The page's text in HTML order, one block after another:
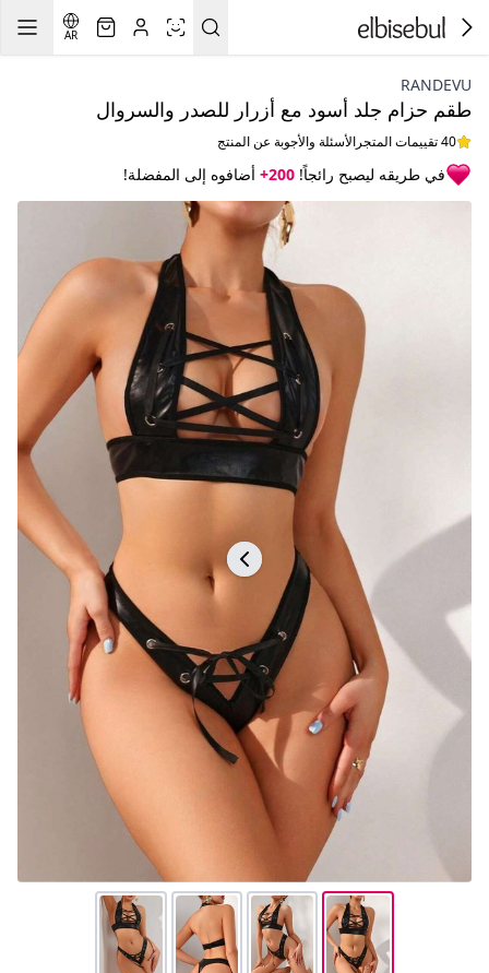
AR
RANDEVU
طقم حزام جلد أسود مع أزرار للصدر والسروال
40 تقييمات المتجر الأسئلة والأجوبة عن المنتج
في طريقه ليصبح رائجاً! 200+ أضافوه إلى المفضلة!